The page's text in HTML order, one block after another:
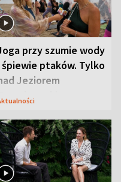
przy szumie wody
śpiewie ptaków. Tylko
Jeziorem